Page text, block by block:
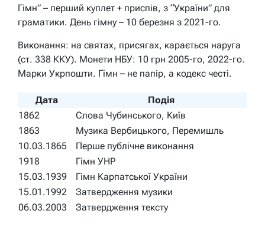
Гімн” – перший куплет + приспів, з “України” для
граматики. День гімну – 10 березня з 2021-го.
Виконання: на святах, присягах, карається наруга
(ст. 338 ККУ). Монети НБУ: 10 грн 2005-го, 2022-го.
Марки Укрпошти. Гімн – не папір, а кодекс честі.
Дата
Подія
1862
Слова Чубинського, Київ
1863
Музика Вербицького, Перемишль
10.03.1865
Перше публічне виконання
1918
Гімн УНР
15.03.1939
Гімн Карпатської України
15.01.1992
Затвердження музики
06.03.2003
Затвердження тексту